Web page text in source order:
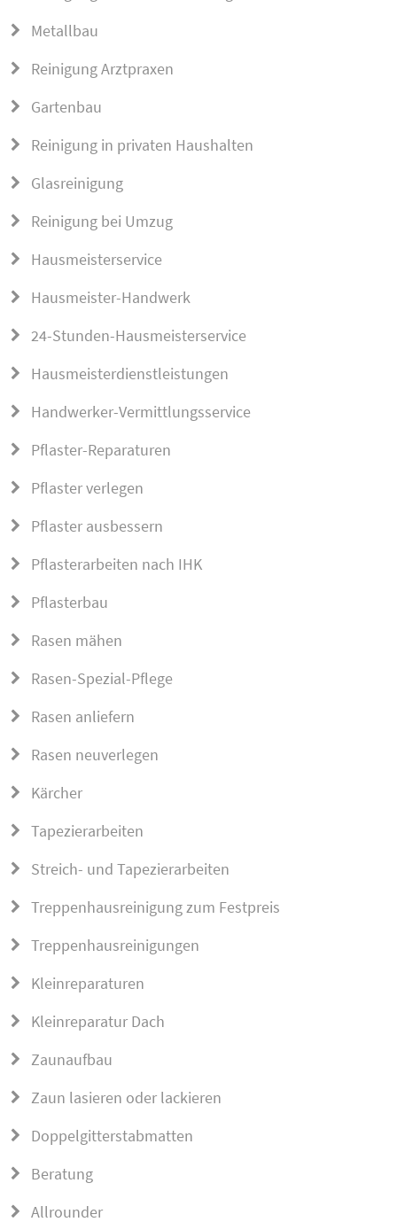
Metallbau
Reinigung Arztpraxen
Gartenbau
Reinigung in privaten Haushalten
Glasreinigung
Reinigung bei Umzug
Hausmeisterservice
Hausmeister-Handwerk
24-Stunden-Hausmeisterservice
Hausmeisterdienstleistungen
Handwerker-Vermittlungsservice
Pflaster-Reparaturen
Pflaster verlegen
Pflaster ausbessern
Pflasterarbeiten nach IHK
Pflasterbau
Rasen mähen
Rasen-Spezial-Pflege
Rasen anliefern
Rasen neuverlegen
Kärcher
Tapezierarbeiten
Streich- und Tapezierarbeiten
Treppenhausreinigung zum Festpreis
Treppenhausreinigungen
Kleinreparaturen
Kleinreparatur Dach
Zaunaufbau
Zaun lasieren oder lackieren
Doppelgitterstabmatten
Beratung
Allrounder